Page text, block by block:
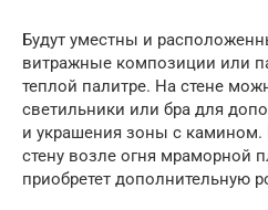
Будут уместны и
витражные композиции или
теплой палитре. На стене
светильники или бра для
и украшения зоны с камином.
стену возле огня мраморной
приобретет дополнительную